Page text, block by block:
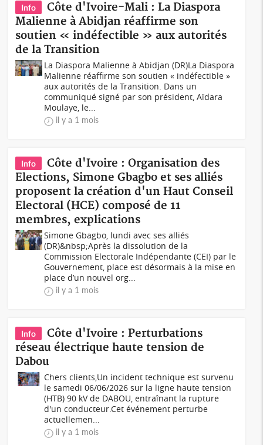
Info
Côte d'Ivoire-Mali : La Diaspora
Malienne à Abidjan réaffirme son
soutien « indéfectible » aux autorités
de la Transition
La Diaspora Malienne à Abidjan (DR)La Diaspora
Malienne réaffirme son soutien « indéfectible »
aux autorités de la Transition. Dans un
communiqué signé par son président, Aïdara
Moulaye, le...
il y a 1 mois
Info
Côte d'Ivoire : Organisation des
Elections, Simone Gbagbo et ses alliés
proposent la création d'un Haut Conseil
Electoral (HCE) composé de 11
membres, explications
Simone Gbagbo, lundi avec ses alliés
(DR)&nbsp;Après la dissolution de la
Commission Electorale Indépendante (CEI) par le
Gouvernement, place est désormais à la mise en
place d’un nouvel org...
il y a 1 mois
Info
Côte d'Ivoire : Perturbations
réseau électrique haute tension de
Dabou
Chers clients,Un incident technique est survenu
le samedi 06/06/2026 sur la ligne haute tension
(HTB) 90 kV de DABOU, entraînant la rupture
d'un conducteur.Cet événement perturbe
actuellemen...
il y a 1 mois